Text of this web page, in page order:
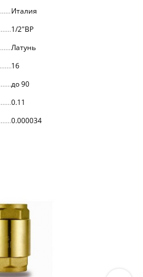
Италия
1/2"ВР
Латунь
16
до 90
0.11
0.000034